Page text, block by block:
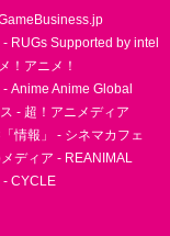
RUGs Supported by intel
！アニメ！
Anime Anime Global
- 超！アニメディア
情報」 - シネマカフェ
ディア - REANIMAL
- CYCLE